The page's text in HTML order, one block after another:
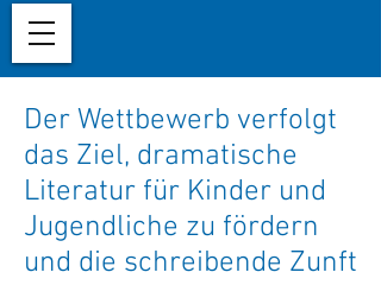
Der Wettbewerb verfolgt
das Ziel, dramatische
Literatur für Kinder und
Jugendliche zu fördern
und die schreibende Zunft